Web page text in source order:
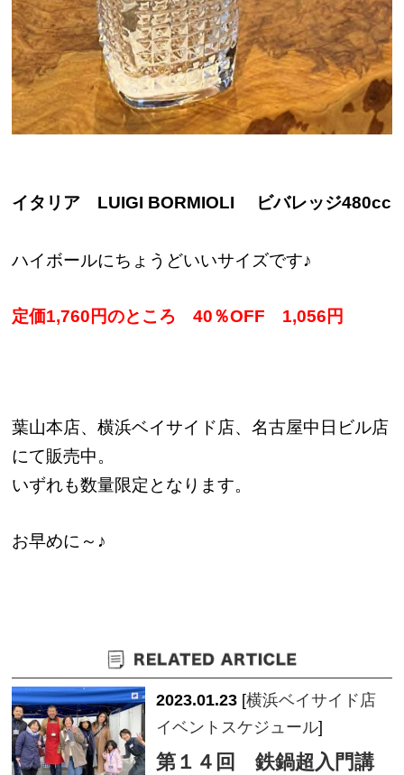
イタリア LUIGI BORMIOLI ビバレッジ480cc
ハイボールにちょうどいいサイズです♪
定価1,760円のところ 40％OFF 1,056円
葉山本店、横浜ベイサイド店、名古屋中日ビル店
にて販売中。
いずれも数量限定となります。
お早めに～♪
2023.01.23 [横浜ベイサイド店
イベントスケジュール]
第１４回 鉄鍋超入門講